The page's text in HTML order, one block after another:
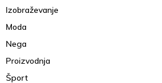
Izobraževanje
Moda
Nega
Proizvodnja
Šport